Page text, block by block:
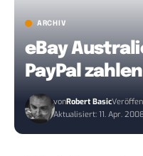
ARCHIV
eBay
PayPal zahlen
vonRobert Basic
Aktualisiert: 11. Apr.